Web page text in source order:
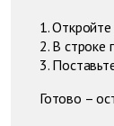
1. Откройте
2. В строке
3.
Готово –